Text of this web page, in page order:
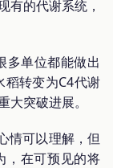
有的代谢系统，
多单位都能做出
稻转变为C4代谢
突破进展。
情可以理解，但
，在可预见的将